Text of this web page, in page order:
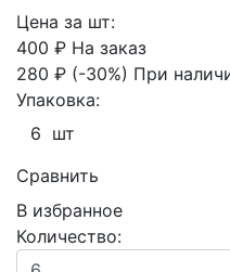
Цена за шт:
400 ₽ На заказ
280 ₽ (-30%) При
Упаковка:
6 шт
Сравнить
В избранное
Количество: